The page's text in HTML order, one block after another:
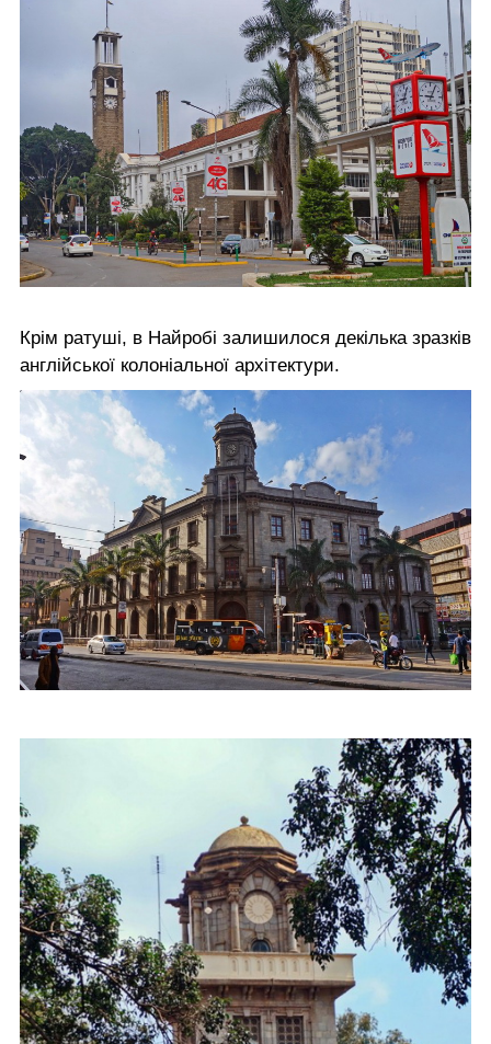
Крім ратуші, в Найробі залишилося декілька зразків
англійської колоніальної архітектури.